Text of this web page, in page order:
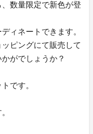
数量限定で新色が登
ィネートできます。
ピングにて販売して
がでしょうか？
です。